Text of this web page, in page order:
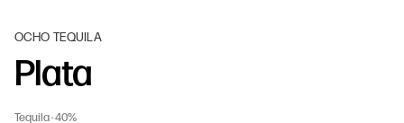
OCHO TEQUILA
Plata
Tequila 40%